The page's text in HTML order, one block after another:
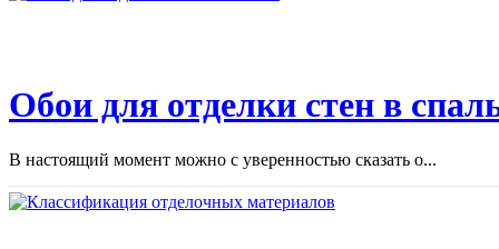
Обои для отделки стен в
В настоящий момент можно с уверенностью сказать о...